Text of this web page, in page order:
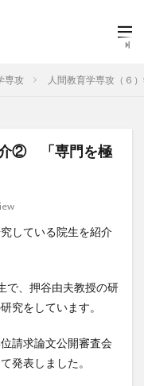
専攻 人間教育学専攻（６
介② 「専門を極
している院生を紹介
で、押谷由夫教授の研
究をしています。
請求論文公開審査会
発表しました。